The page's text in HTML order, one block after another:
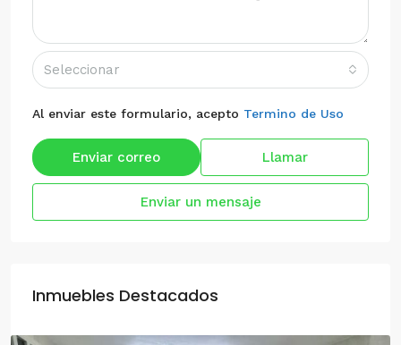
Seleccionar
Al enviar este formulario, acepto Termino de Uso
Enviar correo Llamar
Enviar un mensaje
Inmuebles Destacados